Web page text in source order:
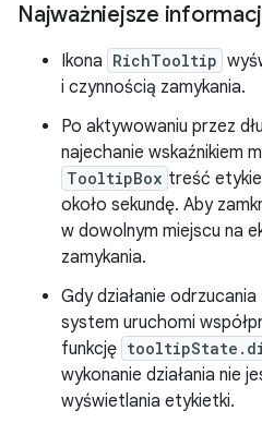
Najważniejsze
Ikona RichTooltip
i czynnością zamykania.
Po aktywowaniu przez
najechanie wskaźnikiem
TooltipBox treść
około sekundę. Aby
w dowolnym miejscu na
zamykania.
Gdy działanie
system uruchomi
funkcję
wykonanie działania nie
wyświetlania etykietki.